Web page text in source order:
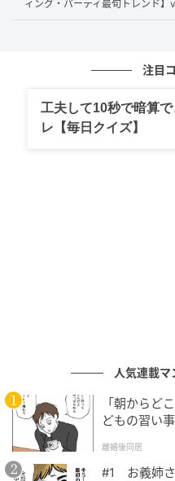
Noren Muse
ィング・パーティ最旬トレンド】
注目
工夫して10秒で暗算
レ【毎日クイズ】
人気連載
「朝からど
どもの習い
離婚後同居
#1 お義姉さ